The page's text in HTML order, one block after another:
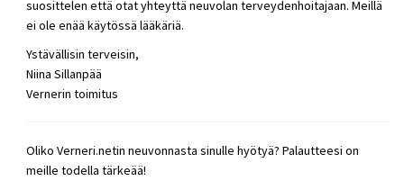
suosittelen että otat yhteyttä neuvolan terveydenhoitajaan. Meillä
ei ole enää käytössä lääkäriä.
Ystävällisin terveisin,
Niina Sillanpää
Vernerin toimitus
Oliko Verneri.netin neuvonnasta sinulle hyötyä? Palautteesi on
meille todella tärkeää!